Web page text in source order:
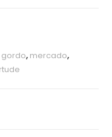
gordo, mercado,